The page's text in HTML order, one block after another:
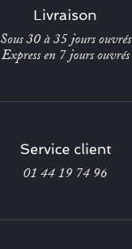
Livraison
Sous 30 à 35 jours ouvrés
Express en 7 jours ouvrés
Service client
01 44 19 74 96